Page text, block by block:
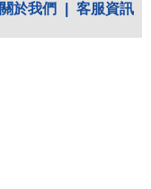
關於我們
客服資訊